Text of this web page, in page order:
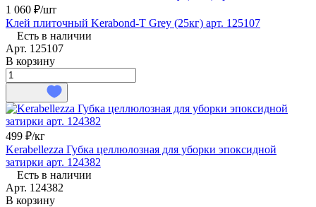
1 060 ₽/шт
Клей плиточный Kerabond-T Grey (25кг) арт. 125107
Есть в наличии
Арт. 125107
В корзину
499 ₽/кг
Kerabellezza Губка целлюлозная для уборки эпоксидной
затирки арт. 124382
Есть в наличии
Арт. 124382
В корзину